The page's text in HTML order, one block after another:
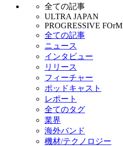
全ての記事
ULTRA JAPAN
PROGRESSIVE FOrM
全ての記事
ニュース
インタビュー
リリース
フィーチャー
ポッドキャスト
レポート
全てのタグ
業界
海外バンド
機材/テクノロジー